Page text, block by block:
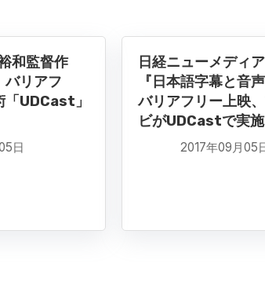
和監督作
バリアフ
「UDCast」
日
日経ニューメディ
『日本語字幕と音
バリアフリー上映
ビがUDCastで実施
2017年09月05